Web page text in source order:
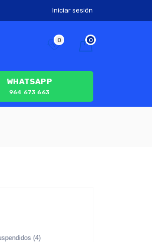
Iniciar sesión
0 0
WHATSAPP
964 673 663
(4)